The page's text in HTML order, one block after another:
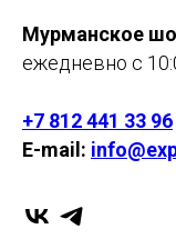
Мурманское
ежедневно с
+7 812 441 33 96
E-mail: